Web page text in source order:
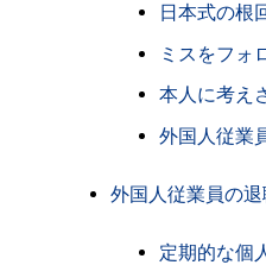
日本式の根
ミスをフォ
本人に考え
外国人従業
外国人従業員の
定期的な個